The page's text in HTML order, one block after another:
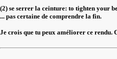
(2) se serrer la ceinture: to tighten your
... pas certaine de comprendre la fin.
Je crois que tu peux améliorer ce rendu.